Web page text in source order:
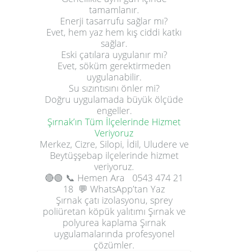
tamamlanır.
Enerji tasarrufu sağlar mı?
Evet, hem yaz hem kış ciddi katkı
sağlar.
Eski çatılara uygulanır mı?
Evet, söküm gerektirmeden
uygulanabilir.
Su sızıntısını önler mi?
Doğru uygulamada büyük ölçüde
engeller.
Şırnak’ın Tüm İlçelerinde Hizmet
Veriyoruz
Merkez, Cizre, Silopi, İdil, Uludere ve
Beytüşşebap ilçelerinde hizmet
veriyoruz.
🔴🟢 📞 Hemen Ara
0543 474 21
18 💬 WhatsApp’tan Yaz
Şırnak çatı izolasyonu, sprey
poliüretan köpük yalıtımı Şırnak ve
polyurea kaplama Şırnak
uygulamalarında profesyonel
çözümler.